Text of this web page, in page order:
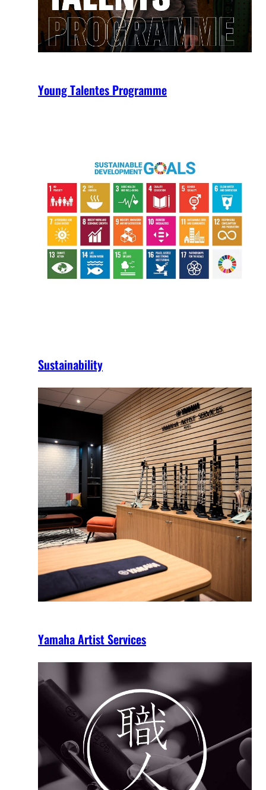
Young Talentes Programme
Sustainability
Yamaha Artist Services